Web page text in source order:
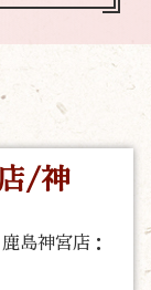
/神
島神宮店：